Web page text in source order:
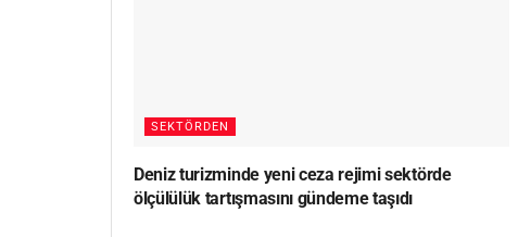
SEKTÖRDEN
Deniz turizminde yeni ceza rejimi sektörde
ölçülülük tartışmasını gündeme taşıdı